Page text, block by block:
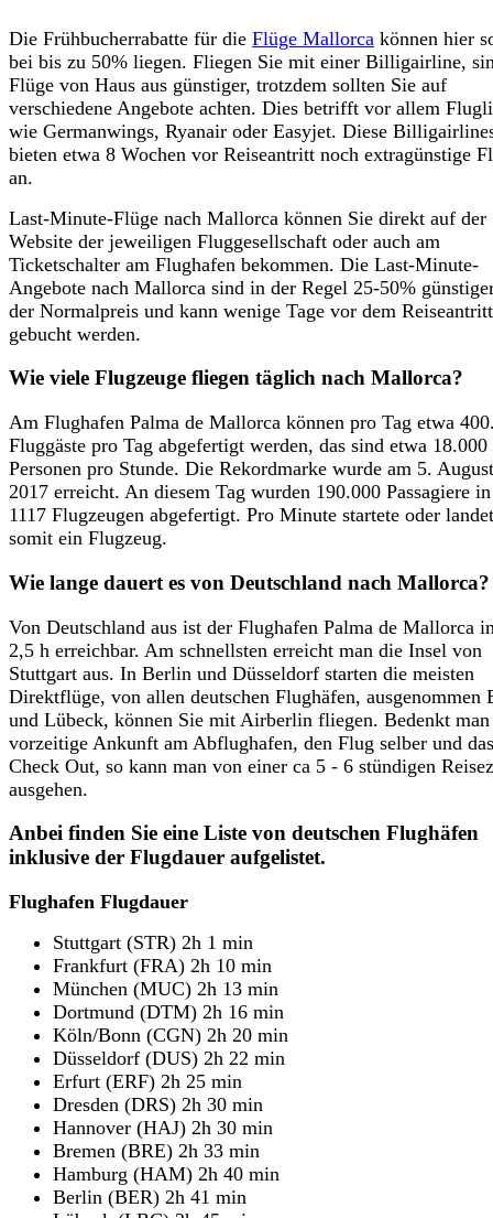
Die Frühbucherrabatte für die Flüge Mallorca können hier
bei bis zu 50% liegen. Fliegen Sie mit einer Billigairline,
Flüge von Haus aus günstiger, trotzdem sollten Sie auf
verschiedene Angebote achten. Dies betrifft vor allem
wie Germanwings, Ryanair oder Easyjet. Diese
bieten etwa 8 Wochen vor Reiseantritt noch extragünstige
an.
Last-Minute-Flüge nach Mallorca können Sie direkt auf der
Website der jeweiligen Fluggesellschaft oder auch am
Ticketschalter am Flughafen bekommen. Die Last-Minute-
Angebote nach Mallorca sind in der Regel 25-50%
der Normalpreis und kann wenige Tage vor dem Reiseantritt
gebucht werden.
Wie viele Flugzeuge fliegen täglich nach Mallorca?
Am Flughafen Palma de Mallorca können pro Tag etwa
Fluggäste pro Tag abgefertigt werden, das sind etwa 18.000
Personen pro Stunde. Die Rekordmarke wurde am 5. August
2017 erreicht. An diesem Tag wurden 190.000 Passagiere
1117 Flugzeugen abgefertigt. Pro Minute startete oder
somit ein Flugzeug.
Wie lange dauert es von Deutschland nach Mallorca?
Von Deutschland aus ist der Flughafen Palma de Mallorca
2,5 h erreichbar. Am schnellsten erreicht man die Insel von
Stuttgart aus. In Berlin und Düsseldorf starten die meisten
Direktflüge, von allen deutschen Flughäfen, ausgenommen
und Lübeck, können Sie mit Airberlin fliegen. Bedenkt
vorzeitige Ankunft am Abflughafen, den Flug selber und das
Check Out, so kann man von einer ca 5 - 6 stündigen
ausgehen.
Anbei finden Sie eine Liste von deutschen Flughäfen
inklusive der Flugdauer aufgelistet.
Flughafen Flugdauer
Stuttgart (STR) 2h 1 min
Frankfurt (FRA) 2h 10 min
München (MUC) 2h 13 min
Dortmund (DTM) 2h 16 min
Köln/Bonn (CGN) 2h 20 min
Düsseldorf (DUS) 2h 22 min
Erfurt (ERF) 2h 25 min
Dresden (DRS) 2h 30 min
Hannover (HAJ) 2h 30 min
Bremen (BRE) 2h 33 min
Hamburg (HAM) 2h 40 min
Berlin (BER) 2h 41 min